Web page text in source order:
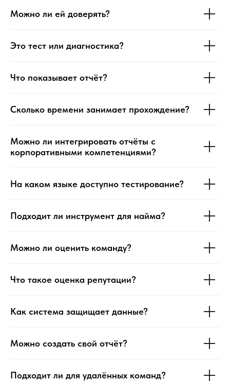
Можно ли ей доверять?
Это тест или диагностика?
Что показывает отчёт?
Сколько времени занимает прохождение?
Можно ли интегрировать отчёты с
корпоративными компетенциями?
На каком языке доступно тестирование?
Подходит ли инструмент для найма?
Можно ли оценить команду?
Что такое оценка репутации?
Как система защищает данные?
Можно создать свой отчёт?
Подходит ли для удалённых команд?